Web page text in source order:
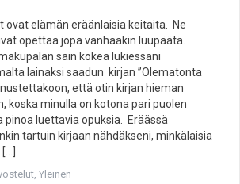
ovat elämän eräänlaisia keitaita. Ne
opettaa jopa vanhaakin luupäätä.
sain kokea lukiessani
lainaksi saadun kirjan ”Olematonta
että otin kirjan hieman
koska minulla on kotona pari puolen
pinoa luettavia opuksia. Eräässä
tartuin kirjaan nähdäkseni, minkälaisia
, Yleinen